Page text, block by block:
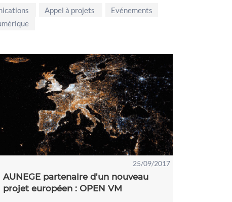
Appel à projets
Evénements
25/09/2017
AUNEGE partenaire d'un nouveau
projet européen : OPEN VM